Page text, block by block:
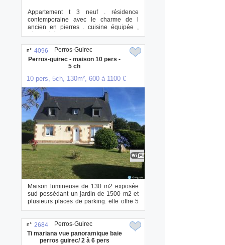
Appartement t 3 neuf . résidence
contemporaine avec le charme de l
ancien en pierres . cuisine équipée ,
séjour télévi...
n° 4096
Perros-guirec - maison 10 pers -
5 ch
10 pers, 5ch, 130m², 600 à 1100 €
Maison lumineuse de 130 m2 exposée
sud possédant un jardin de 1500 m2 et
plusieurs places de parking. elle offre 5
cham...
Perros-Guirec
n° 2684
Ti mariana vue panoramique baie
perros guirec/ 2 à 6 pers
Perros-Guirec